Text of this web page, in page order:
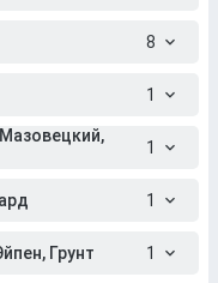
8
1
1
1
Грунт 1